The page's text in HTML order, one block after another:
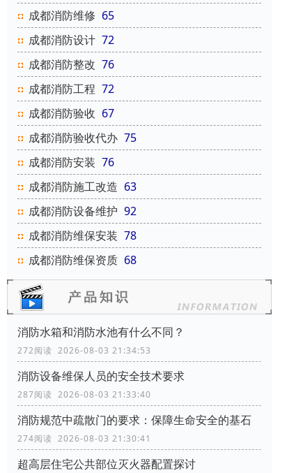
成都消防维修 65
成都消防设计 72
成都消防整改 76
成都消防工程 72
成都消防验收 67
成都消防验收代办 75
成都消防安装 76
成都消防施工改造 63
成都消防设备维护 92
成都消防维保安装 78
成都消防维保资质 68
消防水箱和消防水池有什么不同？
272阅读 2026-08-03 21:34:53
消防设备维保人员的安全技术要求
287阅读 2026-08-03 21:33:40
消防规范中疏散门的要求：保障生命安全的基石
274阅读 2026-08-03 21:30:41
超高层住宅公共部位灭火器配置探讨